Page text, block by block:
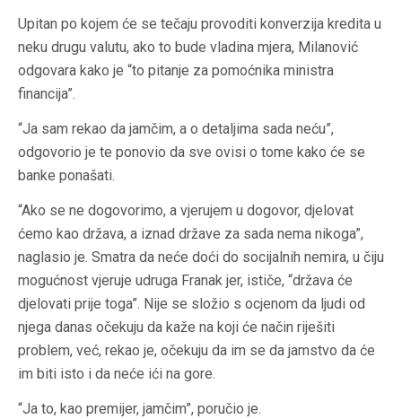
Upitan po kojem će se tečaju provoditi konverzija kredita u
neku drugu valutu, ako to bude vladina mjera, Milanović
odgovara kako je “to pitanje za pomoćnika ministra
financija”.
“Ja sam rekao da jamčim, a o detaljima sada neću”,
odgovorio je te ponovio da sve ovisi o tome kako će se
banke ponašati.
“Ako se ne dogovorimo, a vjerujem u dogovor, djelovat
ćemo kao država, a iznad države za sada nema nikoga”,
naglasio je. Smatra da neće doći do socijalnih nemira, u čiju
mogućnost vjeruje udruga Franak jer, ističe, “država će
djelovati prije toga”. Nije se složio s ocjenom da ljudi od
njega danas očekuju da kaže na koji će način riješiti
problem, već, rekao je, očekuju da im se da jamstvo da će
im biti isto i da neće ići na gore.
“Ja to, kao premijer, jamčim”, poručio je.